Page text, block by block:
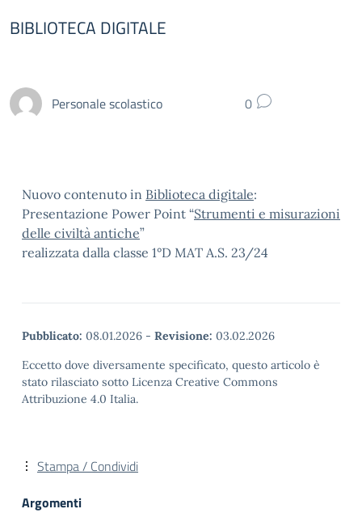
BIBLIOTECA DIGITALE
Personale scolastico 0
Nuovo contenuto in Biblioteca digitale:
Presentazione Power Point “Strumenti e misurazioni
delle civiltà antiche”
realizzata dalla classe 1°D MAT A.S. 23/24
Pubblicato: 08.01.2026 - Revisione: 03.02.2026
Eccetto dove diversamente specificato, questo articolo è
stato rilasciato sotto Licenza Creative Commons
Attribuzione 4.0 Italia.
Stampa / Condividi
Argomenti